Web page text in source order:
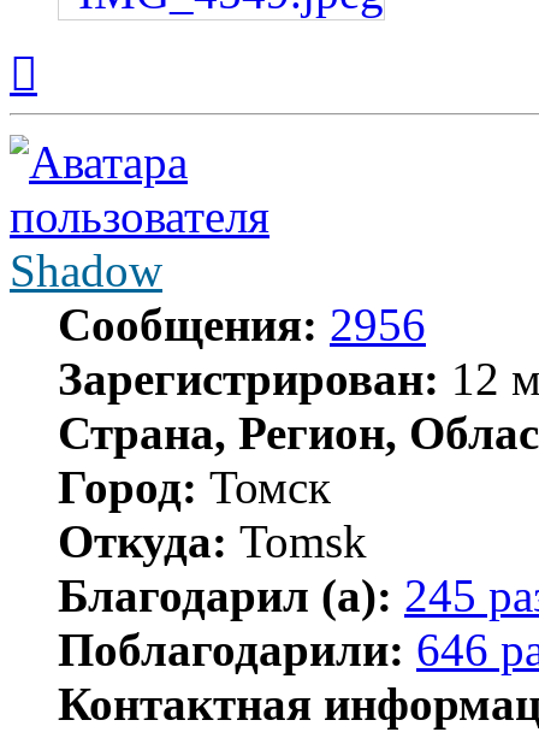
началу
Shadow
Сообщения: 2956
Зарегистрирован: 12
Страна, Регион,
Город: Томск
Откуда: Tomsk
Благодарил (а): 245
Поблагодарили: 646
Контактная